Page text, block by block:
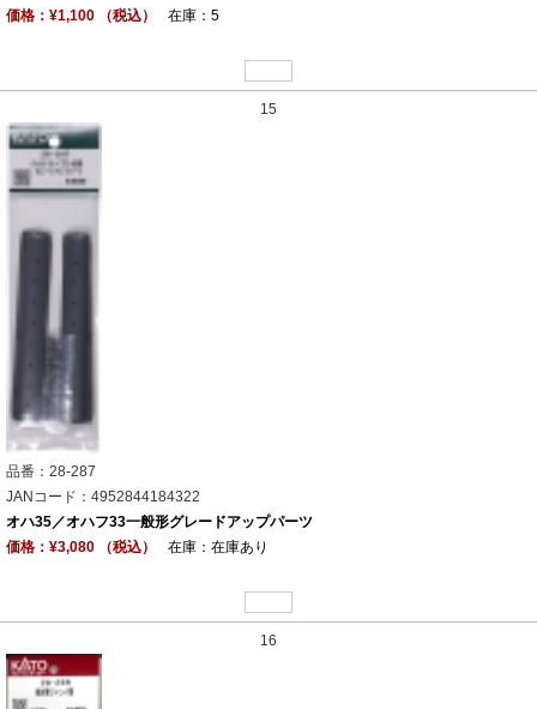
価格：¥1,100 （税込）
在庫：5
15
品番：28-287
JANコード：4952844184322
オハ35／オハフ33一般形グレードアップパーツ
価格：¥3,080 （税込）
在庫：在庫あり
16